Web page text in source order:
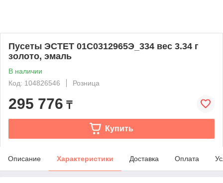
Пусеты ЭСТЕТ 01С0312965Э_334 вес 3.34 г
золото, эмаль
В наличии
Код: 104826546
Розница
295 776 ₸
Купить
Описание Характеристики Доставка Оплата